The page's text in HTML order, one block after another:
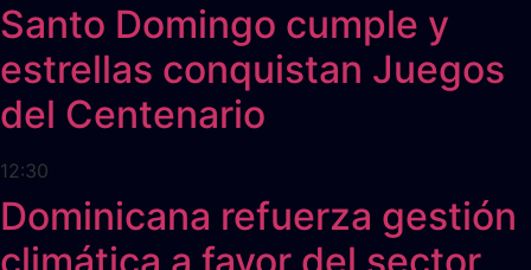
Santo Domingo cumple y
estrellas conquistan Juegos
del Centenario
12:30
Dominicana refuerza gestión